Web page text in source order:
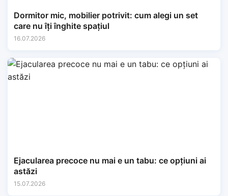
Dormitor mic, mobilier potrivit: cum alegi un set
care nu îți înghite spațiul
16.07.2026
Ejacularea precoce nu mai e un tabu: ce opțiuni ai
astăzi
15.07.2026